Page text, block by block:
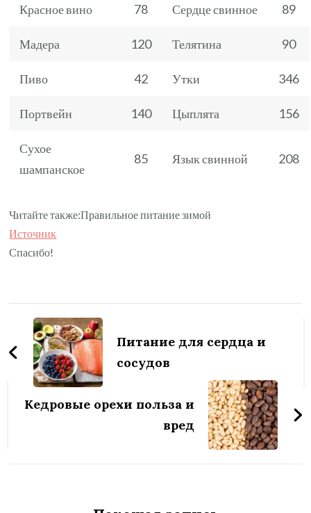
Красное вино 78 Сердце свинное 89
Мадера 120 Телятина 90
Пиво 42 Утки 346
Портвейн 140 Цыплята 156
Сухое
шампанское
85 Язык свинной 208
Читайте также:Правильное питание зимой
Источник
Спасибо!
Навигация
по
записям
Питание для сердца и
сосудов
Кедровые орехи польза и
вред